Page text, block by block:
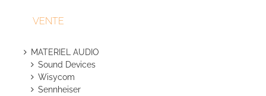
VENTE
MATERIEL AUDIO
Sound Devices
Wisycom
Sennheiser